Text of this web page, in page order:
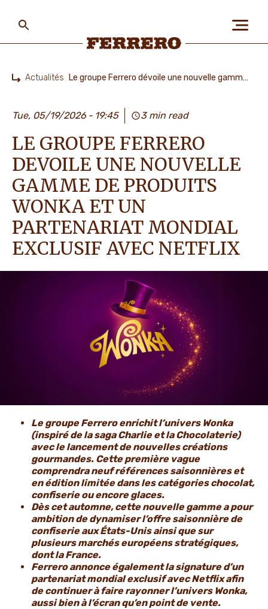
PLANÈTE ET POPULATIONS
NOS MARQUES ET
PRODUITS
TRAVAILLER CHEZ FERRERO
ACTUALITÉS ET NOUVELLES
main
content
Actualités Le groupe Ferrero dévoile une nouvelle gamme de produits Wonka et un partenariat mondial exclusif avec Netflix
Tue, 05/19/2026 19:45 3 min read
LE GROUPE FERRERO
DEVOILE UNE NOUVELLE
GAMME DE PRODUITS
WONKA ET UN
PARTENARIAT MONDIAL
EXCLUSIF AVEC NETFLIX
Le groupe Ferrero enrichit l’univers Wonka
(inspiré de la saga Charlie et la Chocolaterie)
avec le lancement de nouvelles créations
gourmandes. Cette première vague
comprendra neuf références saisonnières et
en édition limitée dans les catégories chocolat,
confiserie ou encore glaces.
Dès cet automne, cette nouvelle gamme a pour
ambition de dynamiser l’offre saisonnière de
confiserie aux États-Unis ainsi que sur
plusieurs marchés européens stratégiques,
dont la France.
Ferrero annonce également la signature d’un
partenariat mondial exclusif avec Netflix afin
de continuer à faire rayonner l’univers Wonka,
aussi bien à l’écran qu’en point de vente.